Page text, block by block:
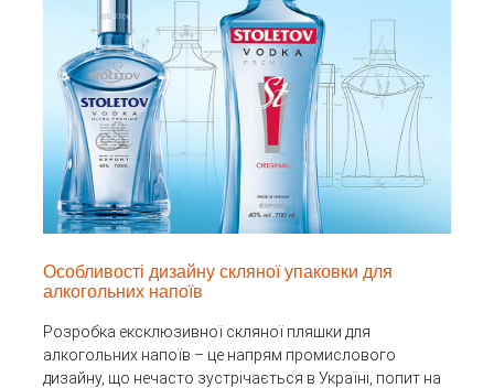
Особливості дизайну скляної упаковки для
алкогольних напоїв
Розробка ексклюзивної скляної пляшки для
алкогольних напоїв – це напрям промислового
дизайну, що нечасто зустрічається в Україні, попит на